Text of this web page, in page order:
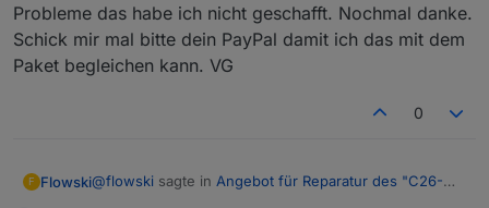
Preis pro
Stück
Keine €
Schaltplan gesucht: Schalter, an denen ich erst
Probleme das habe ich nicht geschafft. Nochmal danke.
Schick mir mal bitte dein PayPal damit ich das mit dem
Paket begleichen kann. VG
0
F Flowski@flowski sagte in Angebot für Reparatur des "C26-